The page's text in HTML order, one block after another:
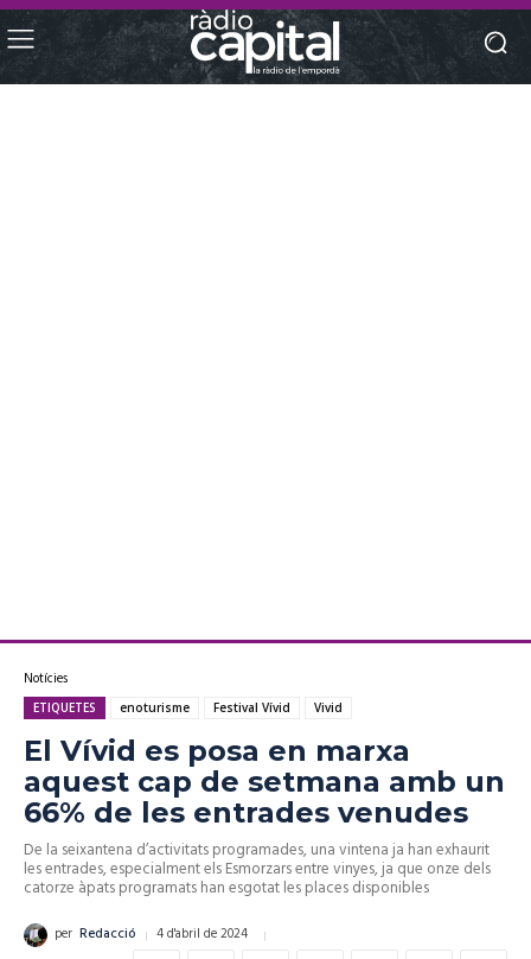
Notícies
ETIQUETES enoturisme Festival Vívid Vivid
El Vívid es posa en marxa
aquest cap de setmana amb un
66% de les entrades venudes
De la seixantena d’activitats programades, una vintena ja han exhaurit
les entrades, especialment els Esmorzars entre vinyes, ja que onze dels
catorze àpats programats han esgotat les places disponibles
per Redacció 4 d'abril de 2024